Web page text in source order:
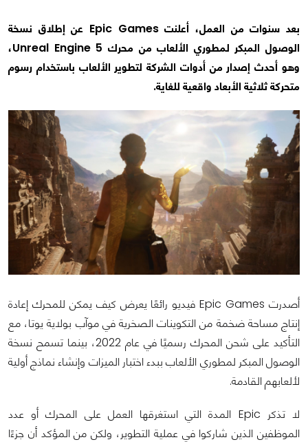
بعد سنوات من العمل، أعلنت Epic Games عن إطلاق نسخة
الوصول المبكر لمطوري الألعاب من محرك Unreal Engine 5،
وهو أحدث إصدار من أدوات الشركة لتطوير الألعاب باستخدام رسوم
متحركة ثلاثية الأبعاد واقعية للغاية.
أصدرت Epic Games فيديو رائعًا يعرض كيف يمكن للمحرك إعادة
إنتاج مساحة ضخمة من التكوينات الصخرية في موآب بولاية يوتا، مع
التأكيد على شحن المحرك رسميًا في عام 2022، بينما تسمح نسخة
الوصول المبكر لمطوري الألعاب ببدء اختبار الميزات وإنشاء نماذج أولية
لألعابهم القادمة.
لا تذكر Epic المدة التي استغرقها العمل على المحرك أو عدد
الموظفين الذين شاركوا في عملية التطوير، ولكن من المؤكد أن جزءًا